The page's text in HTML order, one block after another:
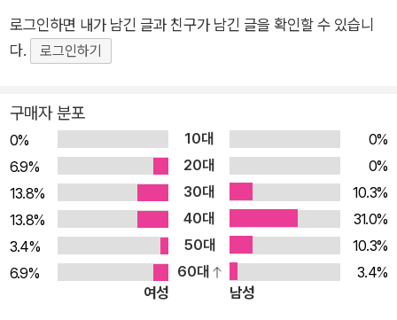
로그인하면 내가 남긴 글과 친구가 남긴 글을 확인할 수 있습니
다.
로그인하기
구매자 분포
0% 10대
0%
6.9%
20대
0%
13.8%
30대
10.3%
13.8%
40대
31.0%
3.4%
50대
10.3%
6.9%
60대
3.4%
여성
남성